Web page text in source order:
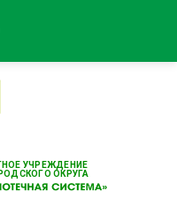
УЧРЕЖДЕНИЕ
ОКРУГА